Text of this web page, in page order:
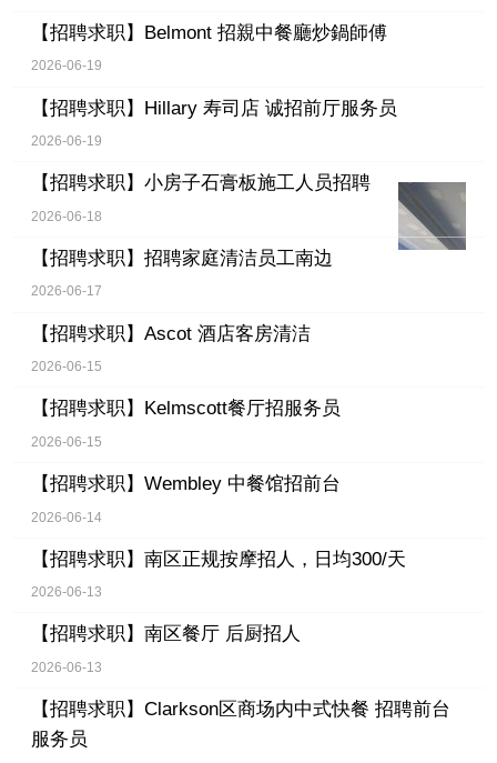
【招聘求职】 Belmont 招親中餐廳炒鍋師傅
2026-06-19
【招聘求职】 Hillary 寿司店 诚招前厅服务员
2026-06-19
【招聘求职】 小房子石膏板施工人员招聘
2026-06-18
【招聘求职】 招聘家庭清洁员工南边
2026-06-17
【招聘求职】 Ascot 酒店客房清洁
2026-06-15
【招聘求职】 Kelmscott餐厅招服务员
2026-06-15
【招聘求职】 Wembley 中餐馆招前台
2026-06-14
【招聘求职】 南区正规按摩招人，日均300/天
2026-06-13
【招聘求职】 南区餐厅 后厨招人
2026-06-13
【招聘求职】 Clarkson区商场内中式快餐 招聘前台
服务员